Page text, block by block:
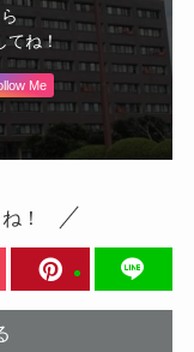
てね！
Me
！